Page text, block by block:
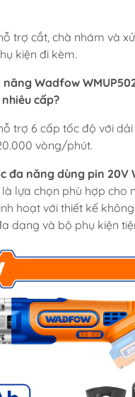
trợ cắt, chà nhám và
kiện đi kèm.
Wadfow
cấp?
trợ 6 cấp tốc độ với
vòng/phút.
đa năng dùng pin 20V
là lựa chọn phù hợp cho
hoạt với thiết kế
dạng và bộ phụ kiện